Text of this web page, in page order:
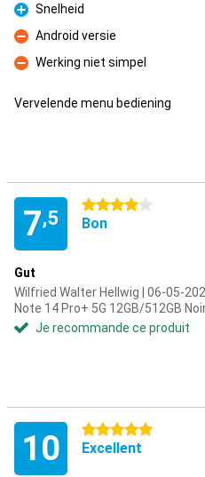
Pour
Snelheid
Contre
Android versie
Contre
Werking niet simpel
Vervelende menu bediening
7,5
4 étoiles
Bon
Gut
Wilfried Walter Hellwig | 06-05-
Note 14 Pro+ 5G 12GB/512GB
Je recommande ce produit
10 5 étoiles
Excellent